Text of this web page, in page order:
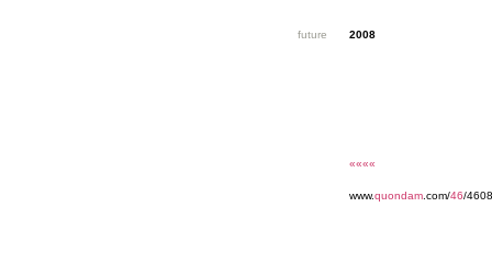
future 2008
««««
www.quondam .com/46/